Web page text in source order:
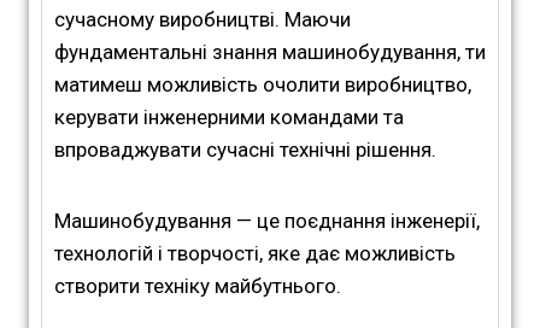
сучасному виробництві. Маючи
фундаментальні знання машинобудування, ти
матимеш можливість очолити виробництво,
керувати інженерними командами та
впроваджувати сучасні технічні рішення.
Машинобудування — це поєднання інженерії,
технологій і творчості, яке дає можливість
створити техніку майбутнього.